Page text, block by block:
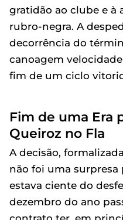
gratidão ao clube e à
rubro-negra. A
decorrência do
canoagem
fim de um ciclo
Fim de uma Era
Queiroz no Fla
A decisão,
não foi uma surpresa
estava ciente do
dezembro do ano